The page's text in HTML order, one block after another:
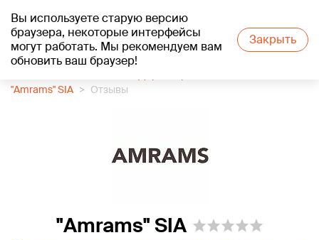
Вы используете старую версию
браузера, некоторые интерфейсы
могут работать. Мы рекомендуем вам
обновить ваш браузер!
Закрыть
+16°C
"Amrams" SIA
Отзывы
"Amrams" SIA